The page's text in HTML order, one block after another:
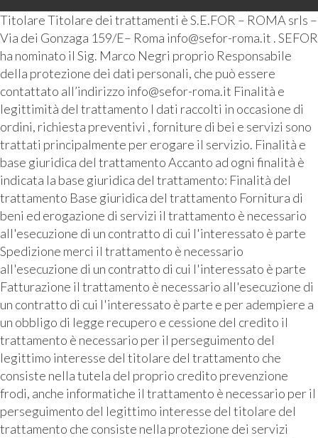
Titolare Titolare dei trattamenti è S.E.FOR – ROMA srls –
Via dei Gonzaga 159/E– Roma info@sefor-roma.it . SEFOR
ha nominato il Sig. Marco Negri proprio Responsabile
della protezione dei dati personali, che può essere
contattato all’indirizzo info@sefor-roma.it Finalità e
legittimità del trattamento I dati raccolti in occasione di
ordini, richiesta preventivi , forniture di bei e servizi sono
trattati principalmente per erogare il servizio. Finalità e
base giuridica del trattamento Accanto ad ogni finalità è
indicata la base giuridica del trattamento: Finalità del
trattamento Base giuridica del trattamento Fornitura di
beni ed erogazione di servizi il trattamento è necessario
all'esecuzione di un contratto di cui l'interessato è parte
Spedizione merci il trattamento è necessario
all'esecuzione di un contratto di cui l'interessato è parte
Fatturazione il trattamento è necessario all'esecuzione di
un contratto di cui l'interessato è parte e per adempiere a
un obbligo di legge recupero e cessione del credito il
trattamento è necessario per il perseguimento del
legittimo interesse del titolare del trattamento che
consiste nella tutela del proprio credito prevenzione
frodi, anche informatiche il trattamento è necessario per il
perseguimento del legittimo interesse del titolare del
trattamento che consiste nella protezione dei servizi